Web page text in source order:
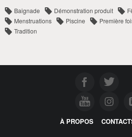
Baignade Démonstration produit
Menstruations
Piscine Première
Tradition
À PROPOS